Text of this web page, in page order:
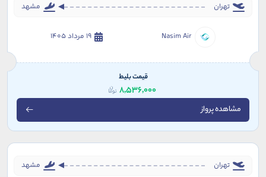
تهران مشهد
Nasim Air 19 مرداد 1405
قیمت بلیط
8,536,000
مشاهده پرواز
تهران مشهد